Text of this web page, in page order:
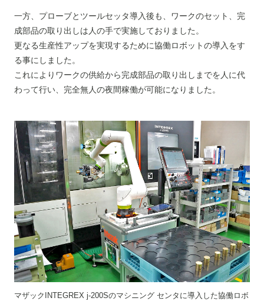
一方、プローブとツールセッタ導入後も、ワークのセット、完
成部品の取り出しは人の手で実施しておりました。
更なる生産性アップを実現するために協働ロボットの導入をす
る事にしました。
これによりワークの供給から完成部品の取り出しまでを人に代
わって行い、完全無人の夜間稼働が可能になりました。
マザックINTEGREX j-200Sのマシニング センタに導入した協働ロボ